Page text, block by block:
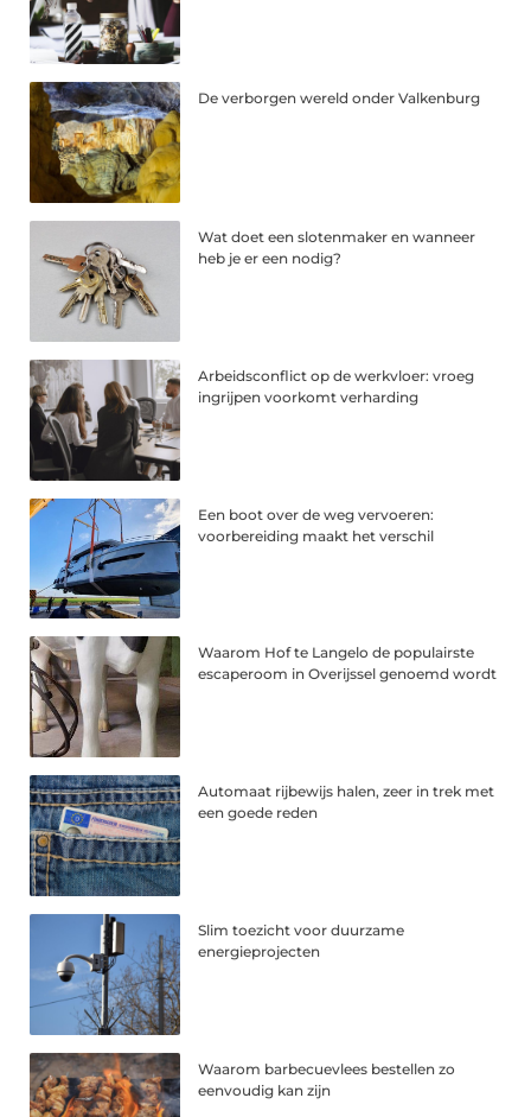
De verborgen wereld onder Valkenburg
Wat doet een slotenmaker en wanneer
heb je er een nodig?
Arbeidsconflict op de werkvloer: vroeg
ingrijpen voorkomt verharding
Een boot over de weg vervoeren:
voorbereiding maakt het verschil
Waarom Hof te Langelo de populairste
escaperoom in Overijssel genoemd wordt
Automaat rijbewijs halen, zeer in trek met
een goede reden
Slim toezicht voor duurzame
energieprojecten
Waarom barbecuevlees bestellen zo
eenvoudig kan zijn